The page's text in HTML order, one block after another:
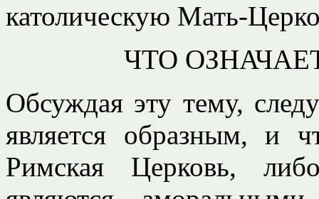
католическую Мать-
ЧТО
Обсуждая эту тему,
является образным, и
Римская Церковь,